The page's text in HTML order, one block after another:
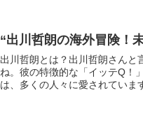
“出川哲朗の海外冒険！
出川哲朗とは？出川哲朗さんと
ね。彼の特徴的な「イッテQ！
は、多くの人々に愛されていま